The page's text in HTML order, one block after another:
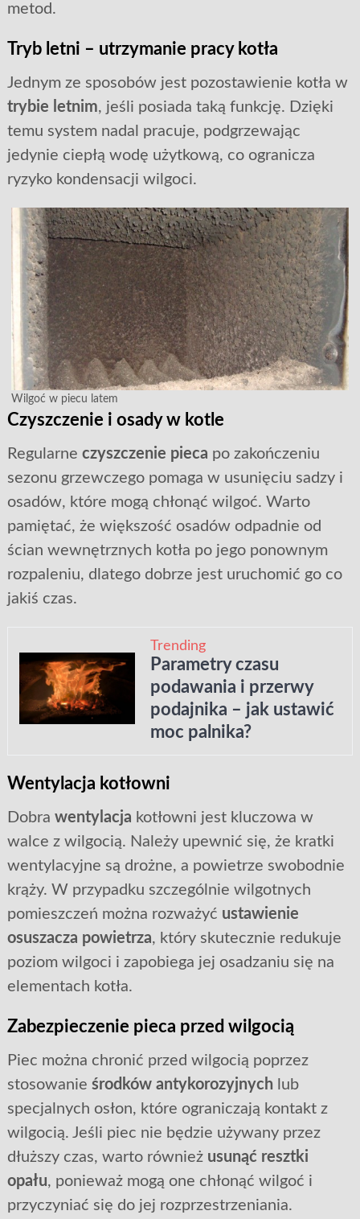
metod.
Tryb letni – utrzymanie pracy kotła
Jednym ze sposobów jest pozostawienie kotła w
trybie letnim, jeśli posiada taką funkcję. Dzięki
temu system nadal pracuje, podgrzewając
jedynie ciepłą wodę użytkową, co ogranicza
ryzyko kondensacji wilgoci.
Wilgoć w piecu latem
Czyszczenie i osady w kotle
Regularne czyszczenie pieca po zakończeniu
sezonu grzewczego pomaga w usunięciu sadzy i
osadów, które mogą chłonąć wilgoć. Warto
pamiętać, że większość osadów odpadnie od
ścian wewnętrznych kotła po jego ponownym
rozpaleniu, dlatego dobrze jest uruchomić go co
jakiś czas.
Trending
Parametry czasu
podawania i przerwy
podajnika – jak ustawić
moc palnika?
Wentylacja kotłowni
Dobra wentylacja kotłowni jest kluczowa w
walce z wilgocią. Należy upewnić się, że kratki
wentylacyjne są drożne, a powietrze swobodnie
krąży. W przypadku szczególnie wilgotnych
pomieszczeń można rozważyć ustawienie
osuszacza powietrza, który skutecznie redukuje
poziom wilgoci i zapobiega jej osadzaniu się na
elementach kotła.
Zabezpieczenie pieca przed wilgocią
Piec można chronić przed wilgocią poprzez
stosowanie środków antykorozyjnych lub
specjalnych osłon, które ograniczają kontakt z
wilgocią. Jeśli piec nie będzie używany przez
dłuższy czas, warto również usunąć resztki
opału, ponieważ mogą one chłonąć wilgoć i
przyczyniać się do jej rozprzestrzeniania.